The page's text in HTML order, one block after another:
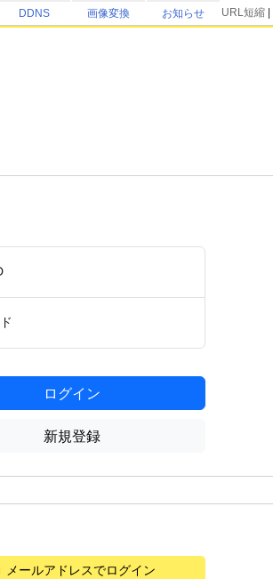
DDNS 画像変換 お知らせ URL短縮
ログイン
新規登録
メールアドレスでログイン